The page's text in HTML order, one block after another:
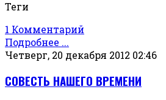
Теги
1 Комментарий
Подробнее ...
Четверг, 20 декабря 2012 02:46
СОВЕСТЬ НАШЕГО ВРЕМЕНИ